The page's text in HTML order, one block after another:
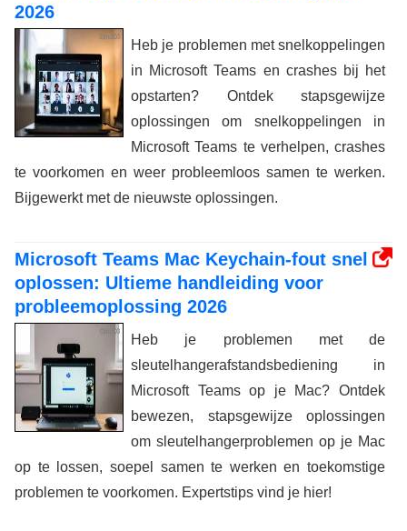
2026
Heb je problemen met snelkoppelingen
in Microsoft Teams en crashes bij het
opstarten? Ontdek stapsgewijze
oplossingen om snelkoppelingen in
Microsoft Teams te verhelpen, crashes
te voorkomen en weer probleemloos samen te werken.
Bijgewerkt met de nieuwste oplossingen.
Microsoft Teams Mac Keychain-fout snel
oplossen: Ultieme handleiding voor
probleemoplossing 2026
Heb je problemen met de
sleutelhangerafstandsbediening in
Microsoft Teams op je Mac? Ontdek
bewezen, stapsgewijze oplossingen
om sleutelhangerproblemen op je Mac
op te lossen, soepel samen te werken en toekomstige
problemen te voorkomen. Expertstips vind je hier!